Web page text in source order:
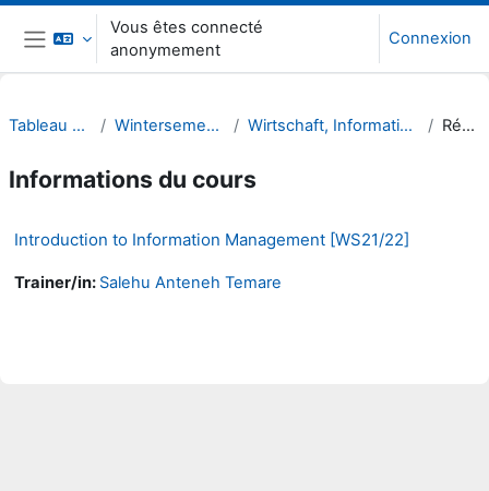
Passer au contenu principal
Panneau latéral
Vous êtes connecté
anonymement
Connexion
Tableau de bord Wintersemester 21/22 Wirtschaft, Informatik, Recht (WIR) Résumé
Informations du cours
Introduction to Information Management [WS21/22]
Trainer/in: Salehu Anteneh Temare